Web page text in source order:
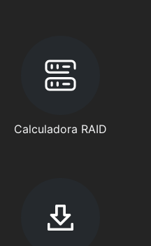
Calculadora RAID